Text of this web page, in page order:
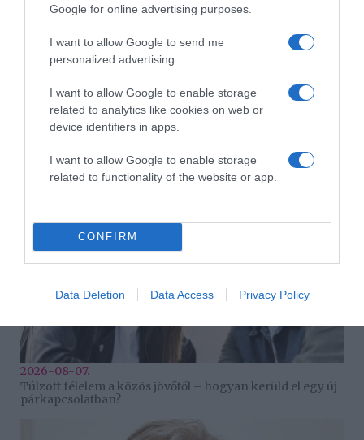
Google for online advertising purposes.
I want to allow Google to send me
personalized advertising.
I want to allow Google to enable storage
related to analytics like cookies on web or
device identifiers in apps.
I want to allow Google to enable storage
related to functionality of the website or app.
CONFIRM
Data Deletion Data Access Privacy Policy
Ramóna,Lékai Máté
HASONLÓ BEJEGYZÉSEK
2026-08-07.
Túlzott félelem a közös jövőtől – hogyan kerüld el egy új
párkapcsolatban?